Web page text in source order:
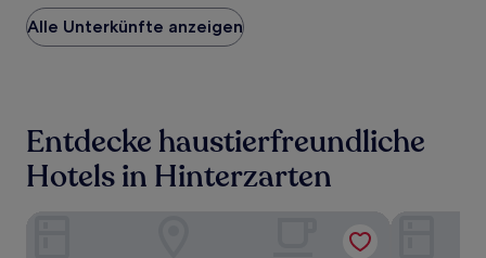
Preis
pro
Nacht,
24 Stunden
für
einen
Alle Unterkünfte anzeigen
Entdecke haustierfreundliche
Hotels in Hinterzarten